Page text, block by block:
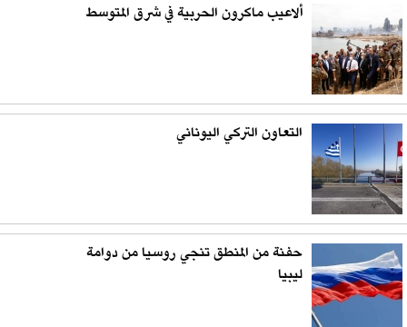
ألاعيب ماكرون الحربية في شرق المتوسط
التعاون التركي اليوناني
حفنة من المنطق تنجي روسيا من دوامة
ليبيا